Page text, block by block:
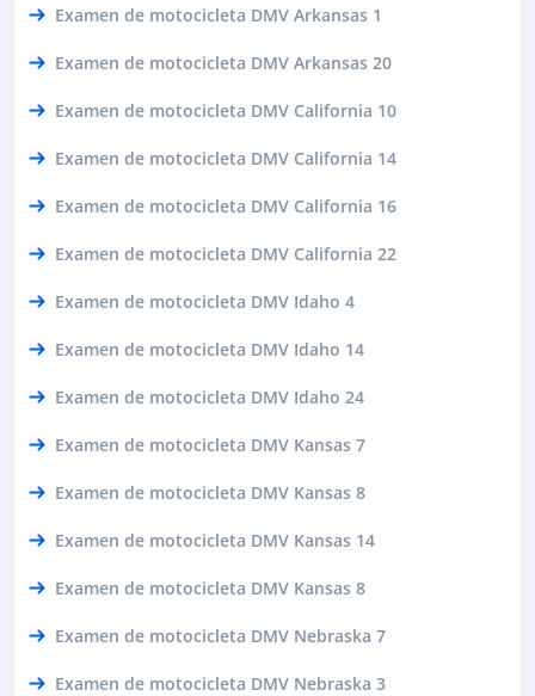
Examen de motocicleta DMV Arkansas 1
Examen de motocicleta DMV Arkansas 20
Examen de motocicleta DMV California 10
Examen de motocicleta DMV California 14
Examen de motocicleta DMV California 16
Examen de motocicleta DMV California 22
Examen de motocicleta DMV Idaho 4
Examen de motocicleta DMV Idaho 14
Examen de motocicleta DMV Idaho 24
Examen de motocicleta DMV Kansas 7
Examen de motocicleta DMV Kansas 8
Examen de motocicleta DMV Kansas 14
Examen de motocicleta DMV Kansas 8
Examen de motocicleta DMV Nebraska 7
Examen de motocicleta DMV Nebraska 3